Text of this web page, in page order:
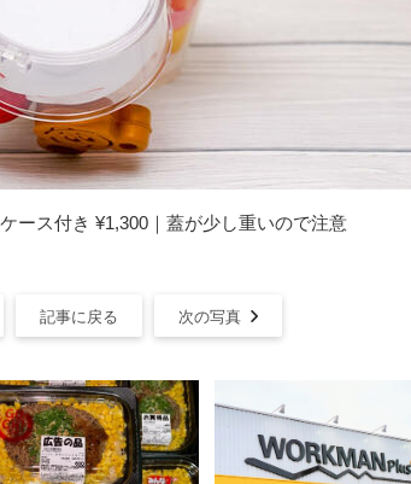
ース付き ¥1,300｜蓋が少し重いので注意
記事に戻る 次の写真